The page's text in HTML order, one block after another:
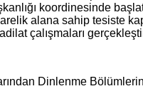
koordinesinde
alana sahip tesiste
çalışmaları
Dinlenme